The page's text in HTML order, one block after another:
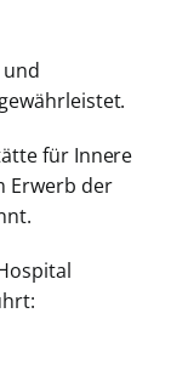
für Innere
Erwerb der